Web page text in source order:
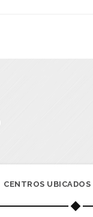
CENTROS